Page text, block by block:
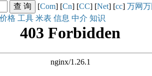
[Com] [Cn] [CC] [Net] [cc] 万网万
价格 工具 米表 信息 中介 知识